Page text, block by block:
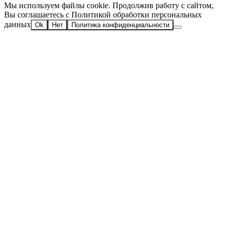
Мы используем файлы cookie. Продолжив работу с сайтом,
Вы соглашаетесь с Политикой обработки персональных
данных Ok Нет Политика конфиденциальности